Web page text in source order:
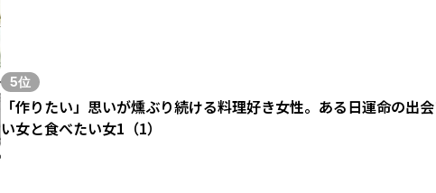
5位
「作りたい」思いが燻ぶり続ける料理好き女性。ある日運命の出
い女と食べたい女1（1）